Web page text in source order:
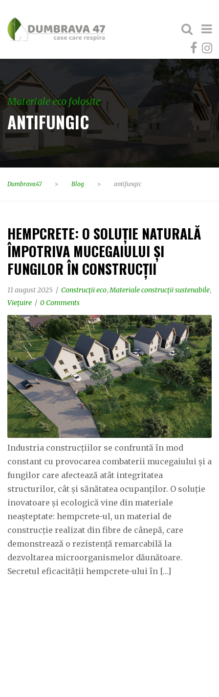
Materiale eco folosite
ANTIFUNGIC
Dumbrava47 > Blog > antifungic
HEMPCRETE: O SOLUȚIE NATURALĂ
ÎMPOTRIVA MUCEGAIULUI ȘI
FUNGILOR ÎN CONSTRUCȚII
11 august 2025 Construcții eco,Materiale construcții sustenabile,
Viețuire
0 Comments
Industria construcțiilor se confruntă în mod
constant cu provocarea combaterii mucegaiului și a
fungilor care afectează atât integritatea
structurilor, cât și sănătatea ocupanților. O soluție
inovatoare și ecologică vine din materiale
neașteptate: hempcrete-ul, un material de
construcție realizat din fibre de cânepă, care
demonstrează o rezistență remarcabilă la
dezvoltarea microorganismelor dăunătoare.
Secretul eficacității hempcrete-ului în […]